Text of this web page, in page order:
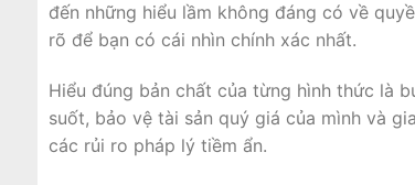
đến những hiểu lầm không đáng có về
rõ để bạn có cái nhìn chính xác nhất.
Hiểu đúng bản chất của từng hình thức là
suốt, bảo vệ tài sản quý giá của mình và
các rủi ro pháp lý tiềm ẩn.